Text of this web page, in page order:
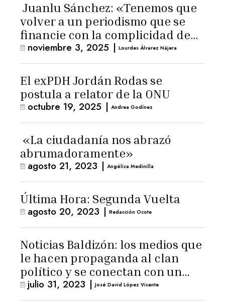
Juanlu Sánchez: «Tenemos que
volver a un periodismo que se
financie con la complicidad de
los lectores»
noviembre 3, 2025 | Lourdes Álvarez Nájera
El exPDH Jordán Rodas se
postula a relator de la ONU
octubre 19, 2025 | Andrea Godínez
«La ciudadanía nos abrazó
abrumadoramente»
agosto 21, 2023 | Angélica Medinilla
Última Hora: Segunda Vuelta
agosto 20, 2023 | Redacción Ocote
Noticias Baldizón: los medios que
le hacen propaganda al clan
político y se conectan con un
hombre de confianza de
Giammattei
julio 31, 2023 | José David López Vicente